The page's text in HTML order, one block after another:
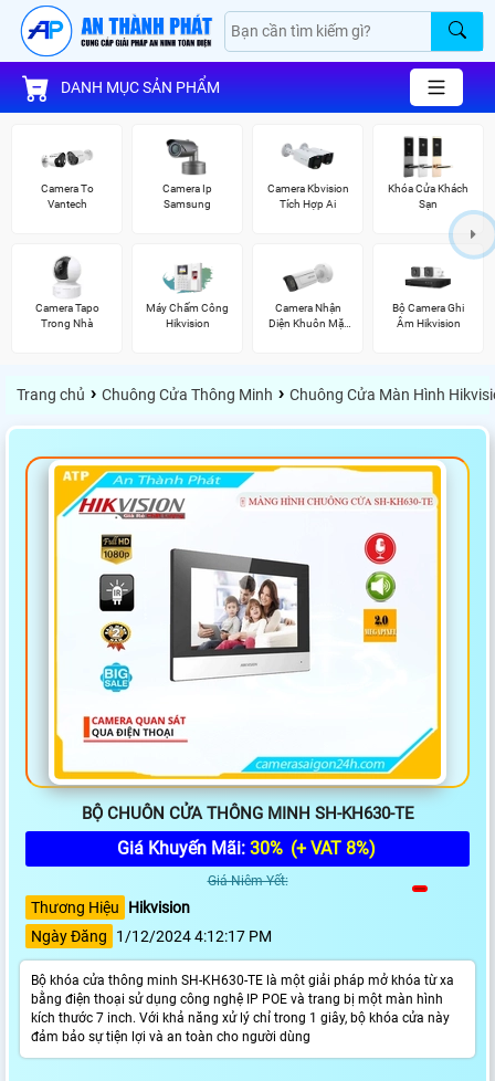
DANH MỤC SẢN PHẨM
Camera To
Vantech
Camera Ip
Samsung
Camera Kbvision
Tích Hợp Ai
Khóa Cửa Khách
Sạn
Camera Tapo
Trong Nhà
Máy Chấm Công
Hikvision
Camera Nhận
Diện Khuôn Mặt
Bộ Camera Ghi
Âm Hikvision
Trang chủ › Chuông Cửa Thông Minh › Chuông Cửa Màn Hình
BỘ CHUÔN CỬA THÔNG MINH SH-KH630-TE
Giá Khuyến Mãi: 30% (+ VAT 8%)
Giá Niêm Yết:
Thương Hiệu
Hikvision
Ngày Đăng
1/12/2024 4:12:17 PM
Bộ khóa cửa thông minh SH-KH630-TE là một giải pháp mở khóa từ xa
bằng điện thoại sử dụng công nghệ IP POE và trang bị một màn hình
kích thước 7 inch. Với khả năng xử lý chỉ trong 1 giây, bộ khóa cửa này
đảm bảo sự tiện lợi và an toàn cho người dùng